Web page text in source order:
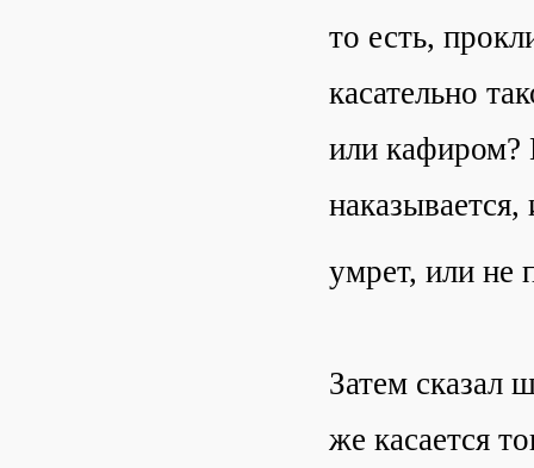
то есть,
касательно
или кафиром?
умрет, или не
Затем сказал
же касается